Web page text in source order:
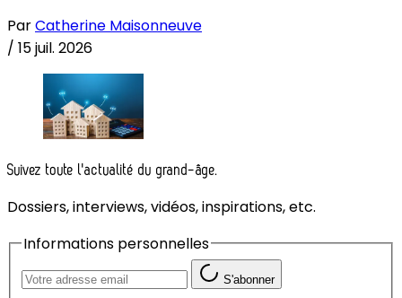
ParCatherine Maisonneuve
/ 15 juil. 2026
Suivez toute l'actualité du grand-âge.
Dossiers, interviews, vidéos, inspirations, etc.
Informations personnelles
S'abonner